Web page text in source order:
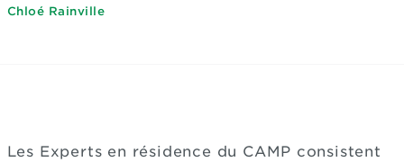
Chloé Rainville
Les Experts en résidence du CAMP consistent